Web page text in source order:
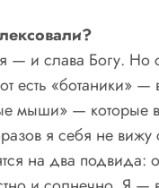
— и слава Богу.
есть
мыши» — которые
я себя не
на два подвида: